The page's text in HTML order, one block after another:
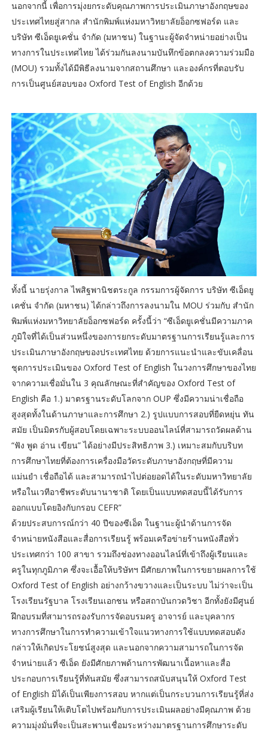
นอกจากนี้ เพื่อการมุ่งยกระดับคุณภาพการประเมินภาษาอังกฤษของ
ประเทศไทยสู่สากล สำนักพิมพ์แห่งมหาวิทยาลัยอ็อกซฟอร์ด และ
บริษัท ซีเอ็ดยูเคชั่น จำกัด (มหาชน) ในฐานะผู้จัดจำหน่ายอย่างเป็น
ทางการในประเทศไทย ได้ร่วมกันลงนามบันทึกข้อตกลงความร่วมมือ
(MOU) รวมทั้งได้มีพิธีลงนามจากสถานศึกษา และองค์กรที่ตอบรับ
การเป็นศูนย์สอบของ Oxford Test of English อีกด้วย
ทั้งนี้ นายรุ่งกาล ไพสิฐพานิชตระกูล กรรมการผู้จัดการ บริษัท ซีเอ็ดยู
เคชั่น จำกัด (มหาชน) ได้กล่าวถึงการลงนามใน MOU ร่วมกับ สำนัก
พิมพ์แห่งมหาวิทยาลัยอ็อกซฟอร์ด ครั้งนี้ว่า “ซีเอ็ดยูเคชั่นมีความภาค
ภูมิใจที่ได้เป็นส่วนหนึ่งของการยกระดับมาตรฐานการเรียนรู้และการ
ประเมินภาษาอังกฤษของประเทศไทย ด้วยการแนะนำและขับเคลื่อน
ชุดการประเมินของ Oxford Test of English ในวงการศึกษาของไทย
จากความเชื่อมั่นใน 3 คุณลักษณะที่สำคัญของ Oxford Test of
English คือ 1.) มาตรฐานระดับโลกจาก OUP ซึ่งมีความน่าเชื่อถือ
สูงสุดทั้งในด้านภาษาและการศึกษา 2.) รูปแบบการสอบที่ยืดหยุ่น ทัน
สมัย เป็นมิตรกับผู้สอบโดยเฉพาะระบบออนไลน์ที่สามารถวัดผลด้าน
“ฟัง พูด อ่าน เขียน” ได้อย่างมีประสิทธิภาพ 3.) เหมาะสมกับบริบท
การศึกษาไทยที่ต้องการเครื่องมือวัดระดับภาษาอังกฤษที่มีความ
แม่นยำ เชื่อถือได้ และสามารถนำไปต่อยอดได้ในระดับมหาวิทยาลัย
หรือในเวทีอาชีพระดับนานาชาติ โดยเป็นแบบทดสอบนี้ได้รับการ
ออกแบบโดยอิงกับกรอบ CEFR”
ด้วยประสบการณ์กว่า 40 ปีของซีเอ็ด ในฐานะผู้นำด้านการจัด
จำหน่ายหนังสือและสื่อการเรียนรู้ พร้อมเครือข่ายร้านหนังสือทั่ว
ประเทศกว่า 100 สาขา รวมถึงช่องทางออนไลน์ที่เข้าถึงผู้เรียนและ
ครูในทุกภูมิภาค ซึ่งจะเอื้อให้บริษัทฯ มีศักยภาพในการขยายผลการใช้
Oxford Test of English อย่างกว้างขวางและเป็นระบบ ไม่ว่าจะเป็น
โรงเรียนรัฐบาล โรงเรียนเอกชน หรือสถาบันกวดวิชา อีกทั้งยังมีศูนย์
ฝึกอบรมที่สามารถรองรับการจัดอบรมครู อาจารย์ และบุคลากร
ทางการศึกษาในการทำความเข้าใจแนวทางการใช้แบบทดสอบดัง
กล่าวให้เกิดประโยชน์สูงสุด และนอกจากความสามารถในการจัด
จำหน่ายแล้ว ซีเอ็ด ยังมีศักยภาพด้านการพัฒนาเนื้อหาและสื่อ
ประกอบการเรียนรู้ที่ทันสมัย ซึ่งสามารถสนับสนุนให้ Oxford Test
of English มิได้เป็นเพียงการสอบ หากแต่เป็นกระบวนการเรียนรู้ที่ส่ง
เสริมผู้เรียนให้เติบโตไปพร้อมกับการประเมินผลอย่างมีคุณภาพ ด้วย
ความมุ่งมั่นที่จะเป็นสะพานเชื่อมระหว่างมาตรฐานการศึกษาระดับ